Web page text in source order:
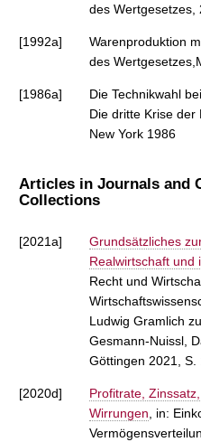
des Wertgesetzes,
[1992a]
Warenproduktion
des
[1986a]
Die Technikwahl
Die dritte Krise
New York 1986
Articles in Journals and
Collections
[2021a]
Grundsätzliches
Realwirtschaft und
Recht und
Ludwig Gramlich
Gesmann-Nuissl,
Göttingen 2021, S.
[2020d]
Profitrate,
Wirrungen , in: